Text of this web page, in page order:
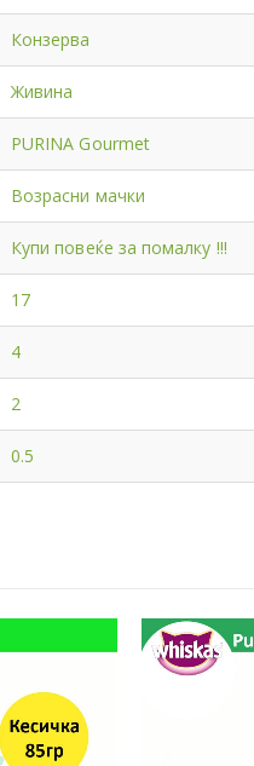
Конзерва
Живина
PURINA Gourmet
Возрасни мачки
Купи повеќе за помалку !!!
17
4
2
0.5